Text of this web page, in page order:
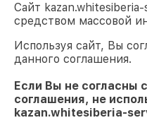
Сайт
средством массовой
Используя сайт, Вы
данного соглашения.
Если Вы не согласны
соглашения, не
kazan.whitesiberia-